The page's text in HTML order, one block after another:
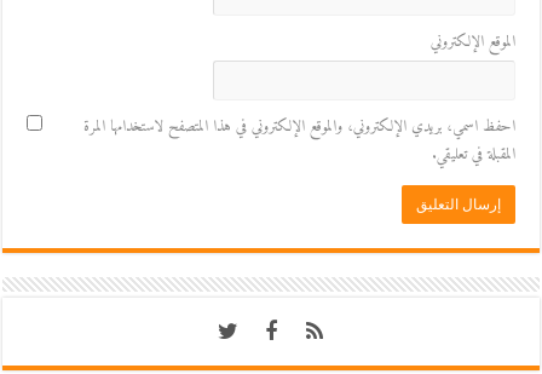
الموقع الإلكتروني
احفظ اسمي، بريدي الإلكتروني، والموقع الإلكتروني في هذا المتصفح لاستخدامها المرة
المقبلة في تعليقي.